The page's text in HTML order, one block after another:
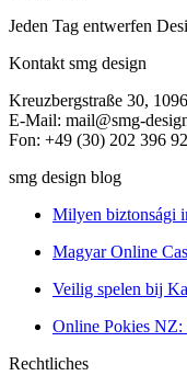
Jeden Tag entwerfen
Kontakt smg design
Kreuzbergstraße 30,
E-Mail: mail@smg-
Fon: +49 (30) 202 396
smg design blog
Milyen biztonsági
Magyar Online
Veilig spelen bij
Online Pokies NZ:
Rechtliches